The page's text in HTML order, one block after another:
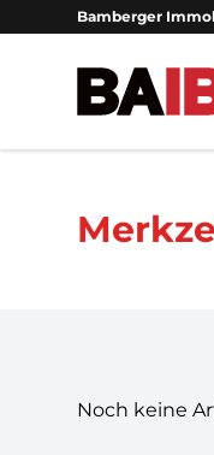
Bamberger
Bamberger
Noch keine